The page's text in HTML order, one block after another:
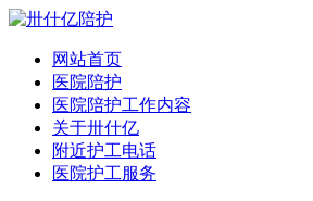
网站首页
医院陪护
医院陪护工作内容
关于卅什亿
附近护工电话
医院护工服务